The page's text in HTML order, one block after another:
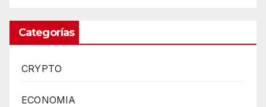
Categorías
CRYPTO
ECONOMIA